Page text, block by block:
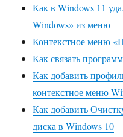
Как в Windows 11
Windows» из меню
Контекстное меню
Как связать
Как добавить
контекстное меню
Как добавить
диска в Windows 10